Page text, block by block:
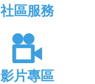
社區服務
影片專區